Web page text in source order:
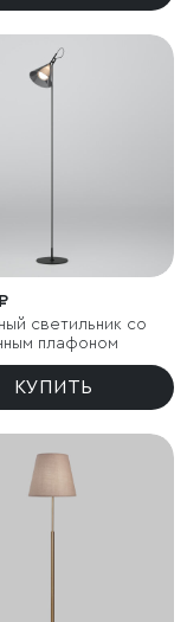
светильник со
плафоном
КУПИТЬ